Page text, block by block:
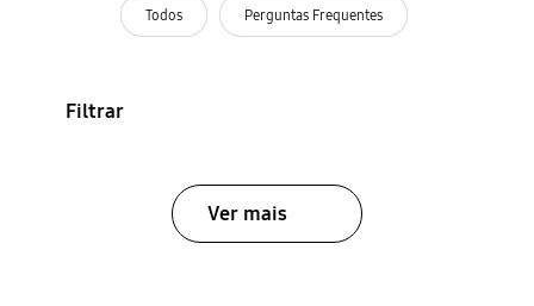
Todos Perguntas Frequentes
Filtrar
Ver mais